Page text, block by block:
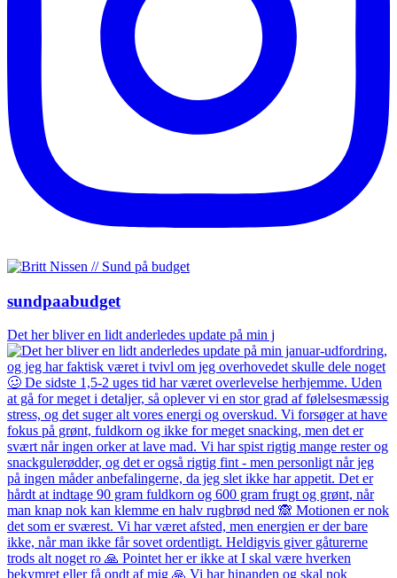
sundpaabudget
Det her bliver en lidt anderledes update på min j